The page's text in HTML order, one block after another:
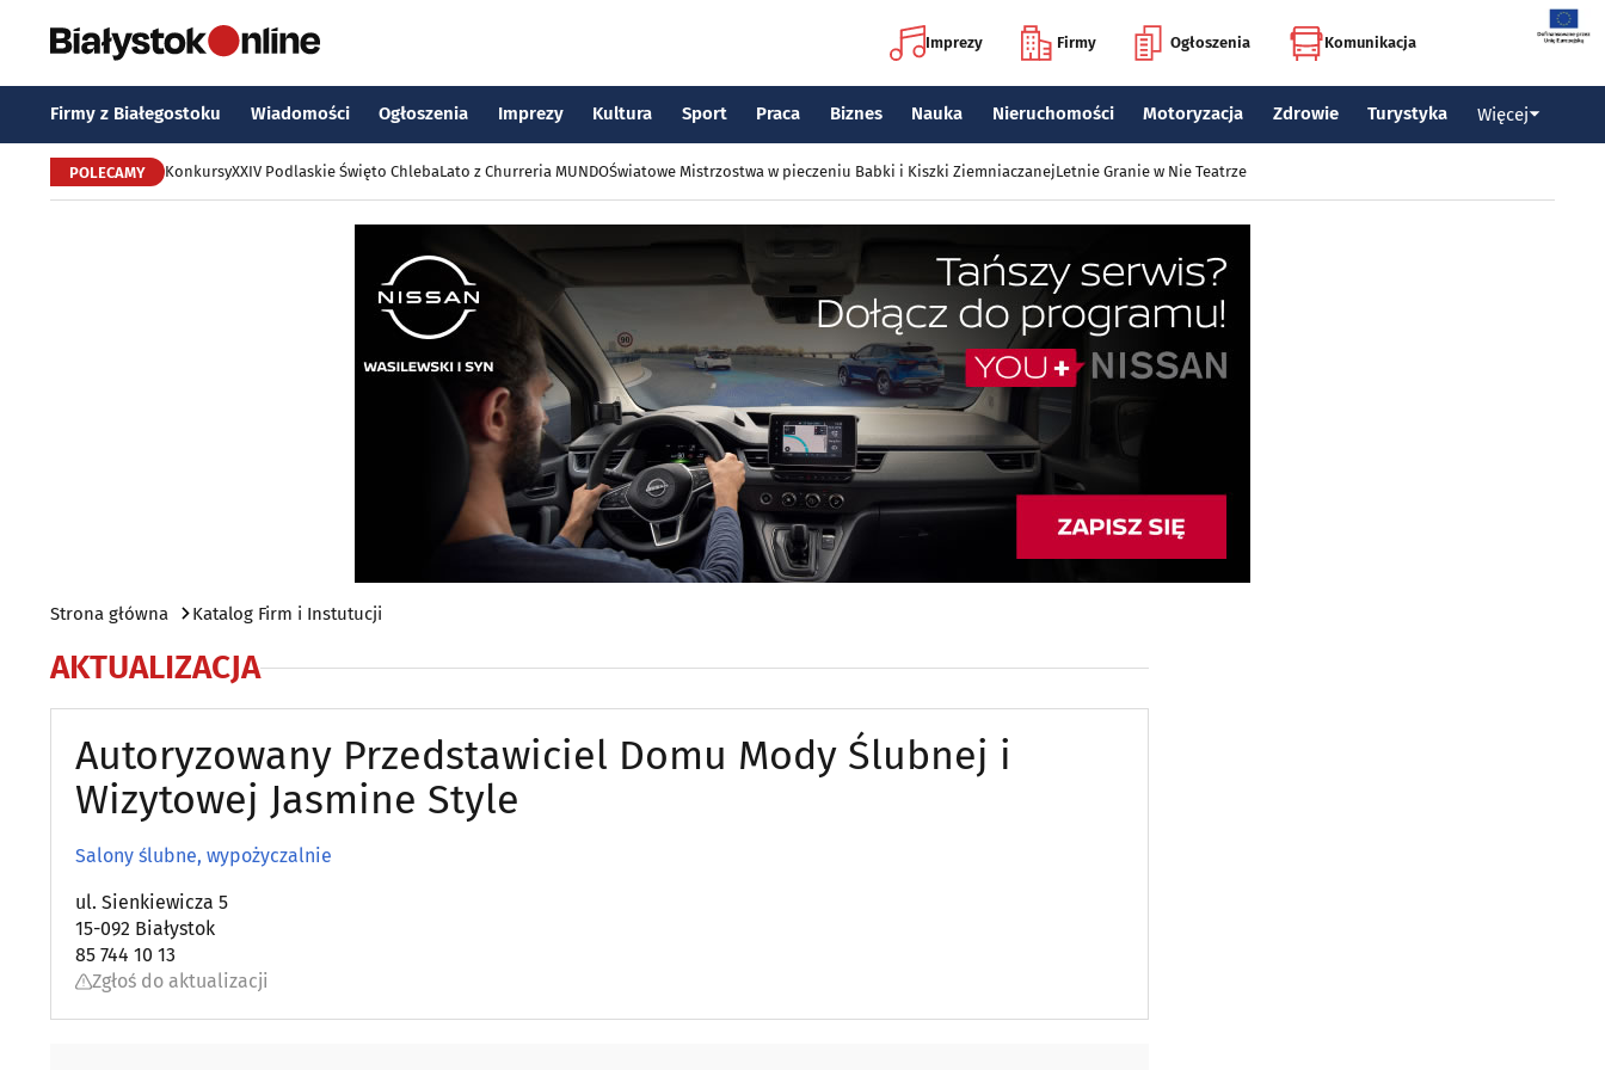
Imprezy Firmy Ogłoszenia Komunikacja
Firmy z Białegostoku Wiadomości Ogłoszenia Imprezy Kultura Sport Praca Biznes Nauka Nieruchomości Motoryzacja Zdrowie Turystyka Więcej
POLECAMY KonkursyXXIV Podlaskie Święto ChlebaLato z Churreria MUNDOŚwiatowe Mistrzostwa w pieczeniu Babki i Kiszki ZiemniaczanejLetnie Granie w Nie Teatrze
Strona główna Katalog Firm i Instutucji
AKTUALIZACJA
Autoryzowany Przedstawiciel Domu Mody Ślubnej i
Wizytowej Jasmine Style
Salony ślubne, wypożyczalnie
ul. Sienkiewicza 5
15-092 Białystok
85 744 10 13
Zgłoś do aktualizacji